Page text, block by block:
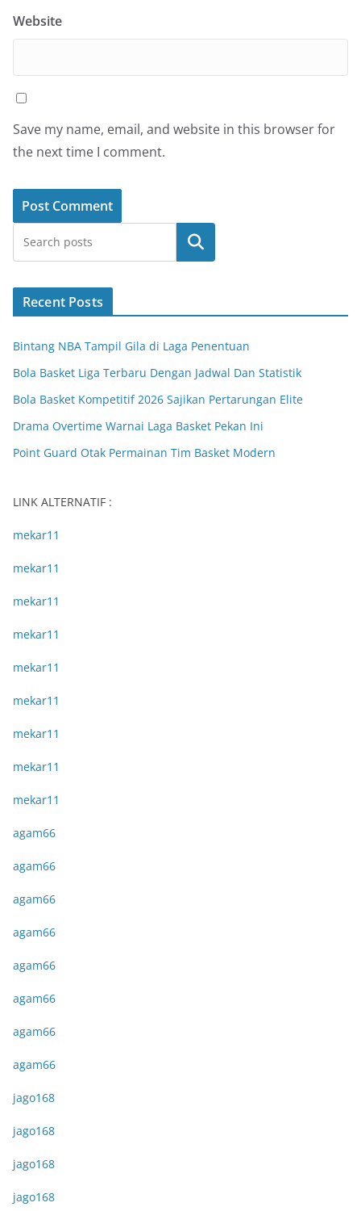
Website
Save my name, email, and website in this browser for
the next time I comment.
Search
Recent Posts
Bintang NBA Tampil Gila di Laga Penentuan
Bola Basket Liga Terbaru Dengan Jadwal Dan Statistik
Bola Basket Kompetitif 2026 Sajikan Pertarungan Elite
Drama Overtime Warnai Laga Basket Pekan Ini
Point Guard Otak Permainan Tim Basket Modern
LINK ALTERNATIF :
mekar11
mekar11
mekar11
mekar11
mekar11
mekar11
mekar11
mekar11
mekar11
agam66
agam66
agam66
agam66
agam66
agam66
agam66
agam66
jago168
jago168
jago168
jago168